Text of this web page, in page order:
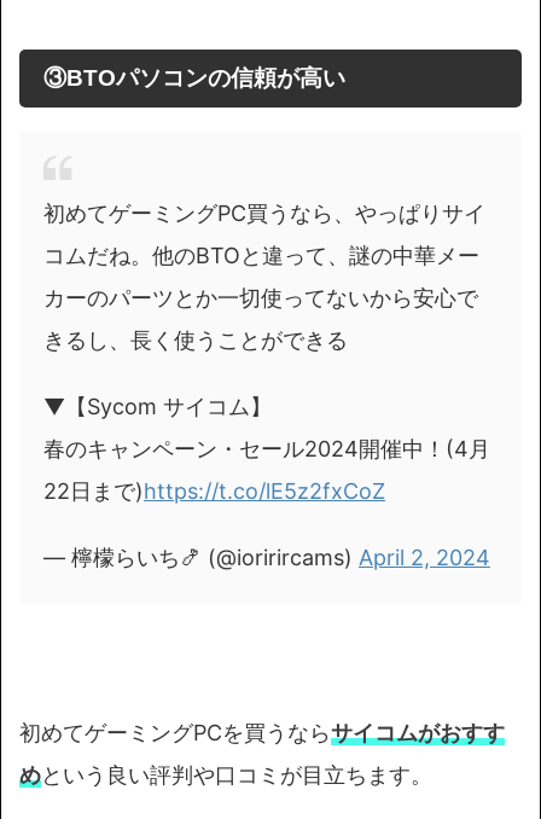
③BTOパソコンの信頼が高い
初めてゲーミングPC買うなら、やっぱりサイ
コムだね。他のBTOと違って、謎の中華メー
カーのパーツとか一切使ってないから安心で
きるし、長く使うことができる
▼【Sycom サイコム】
春のキャンペーン・セール2024開催中！(4月
22日まで)https://t.co/lE5z2fxCoZ
— 檸檬らいち🍤 (@iorirircams) April 2, 2024
初めてゲーミングPCを買うならサイコムがおすす
めという良い評判や口コミが目立ちます。